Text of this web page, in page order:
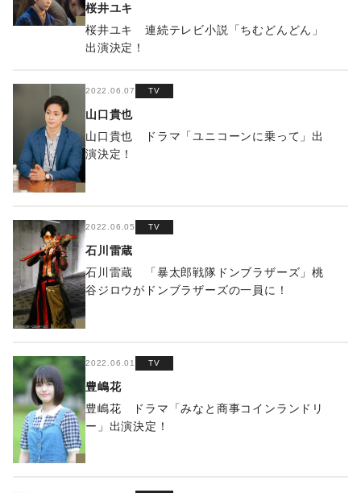
桜井ユキ
桜井ユキ 連続テレビ小説「ちむどんどん」
出演決定！
2022.06.07 TV
山口貴也
山口貴也 ドラマ「ユニコーンに乗って」出
演決定！
2022.06.05 TV
石川雷蔵
石川雷蔵 「暴太郎戦隊ドンブラザーズ」桃
谷ジロウがドンブラザーズの一員に！
2022.06.01 TV
豊嶋花
豊嶋花 ドラマ「みなと商事コインランドリ
ー」出演決定！